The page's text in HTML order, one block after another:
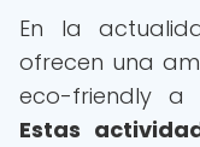
En la
ofrecen una
eco-friendly a
Estas